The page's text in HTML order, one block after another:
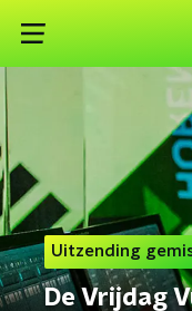
Uitzending
De Vrijdag